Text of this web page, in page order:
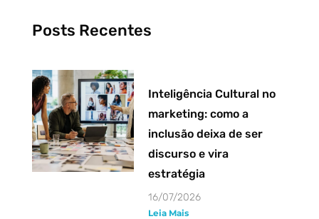
Posts Recentes
Inteligência Cultural no
marketing: como a
inclusão deixa de ser
discurso e vira
estratégia
16/07/2026
Leia Mais